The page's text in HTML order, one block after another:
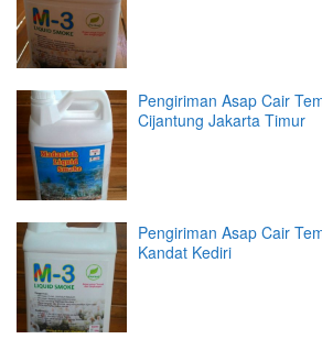
Pengiriman Asap Cair
Cijantung Jakarta Timur
Pengiriman Asap Cair
Kandat Kediri